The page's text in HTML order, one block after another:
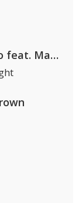
David Guetta & Alesso feat. Madison Love